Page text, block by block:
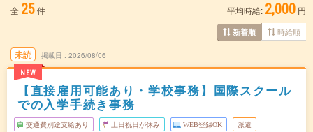
全 25件 平均時給: 2,000 円
新着順 時給順
未読
NEW
掲載日 2026/08/06
【直接雇用可能あり・学校事務】国際スクール
での入学手続き事務
交通費別途支給あり 土日祝日が休み WEB登録OK 派遣